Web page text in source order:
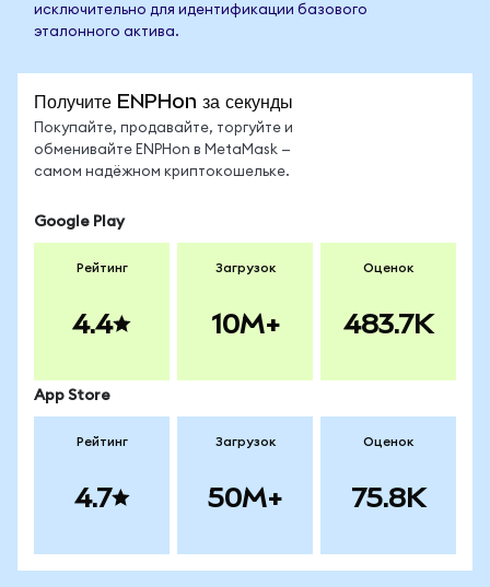
исключительно для идентификации базового
эталонного актива.
Получите ENPHon за секунды
Покупайте, продавайте, торгуйте и
обменивайте ENPHon в MetaMask —
самом надёжном криптокошельке.
Google Play
Рейтинг
4.4
Загрузок
10M+
Оценок
483.7K
App Store
Рейтинг
4.7
Загрузок
50M+
Оценок
75.8K